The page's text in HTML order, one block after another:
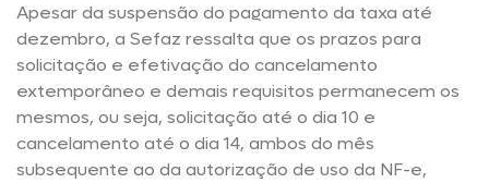
Apesar da suspensão do pagamento da taxa até
dezembro, a Sefaz ressalta que os prazos para
solicitação e efetivação do cancelamento
extemporâneo e demais requisitos permanecem os
mesmos, ou seja, solicitação até o dia 10 e
cancelamento até o dia 14, ambos do mês
subsequente ao da autorização de uso da NF-e,